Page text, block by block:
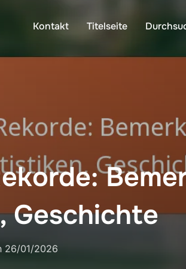
Kontakt Titelseite
Geschichte
Posted
26/01/2026